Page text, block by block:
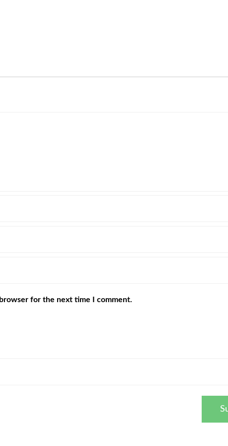
for the next time I comment.